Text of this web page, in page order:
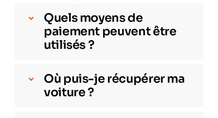
Quels moyens de
paiement peuvent être
utilisés ?
Où puis-je récupérer ma
voiture ?